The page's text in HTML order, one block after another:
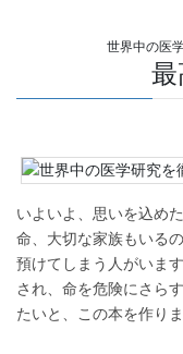
世界中の医
いよいよ、思いを込め
命、大切な家族もいる
預けてしまう人がいま
され、命を危険にさら
たいと、この本を作り